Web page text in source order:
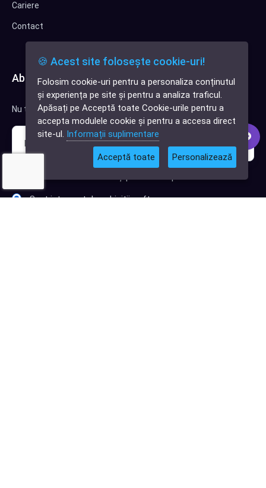
✕
Cauți o aplicație
software?
Cariere
Contact
Abonează-te la newsletter
Nu trimitem spam, deci nu îți face griji.
Sunt interesat de achiziții software
🍪 Acest site folosește cookie-uri!
Folosim cookie-uri pentru a personaliza conținutul
și experiența pe site și pentru a analiza traficul.
Apăsați pe Acceptă toate Cookie-urile pentru a
accepta modulele cookie și pentru a accesa direct
site-ul. Informații suplimentare
Acceptă toate Personalizează